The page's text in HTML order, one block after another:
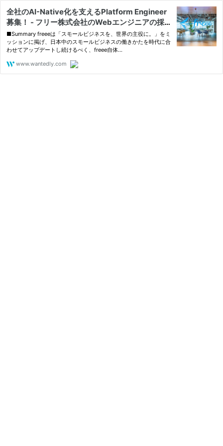
全社のAI-Native化を支えるPlatform Engineer
募集！ - フリー株式会社のWebエンジニアの採用
- Wantedly
■Summary freeeは「スモールビジネスを、世界の主役に。」をミ
ッションに掲げ、日本中のスモールビジネスの働きかたを時代に合
わせてアップデートし続けるべく、freee自体...
www.wantedly.com